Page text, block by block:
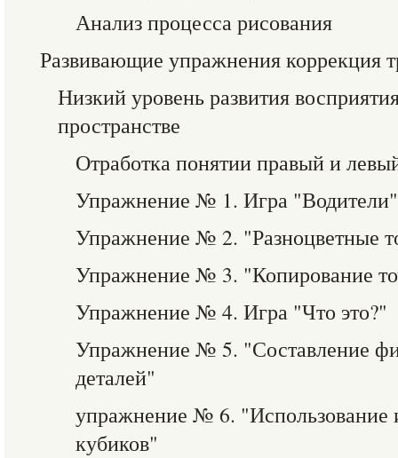
Анализ процесса рисования
Развивающие упражнения коррекция
Низкий уровень развития
пространстве
Отработка понятии правый и
Упражнение № 1. Игра "Водители"
Упражнение № 2. "Разноцветные
Упражнение № 3. "Копирование
Упражнение № 4. Игра "Что это?"
Упражнение № 5. "Составление
деталей"
упражнение № 6. "Использование
кубиков"